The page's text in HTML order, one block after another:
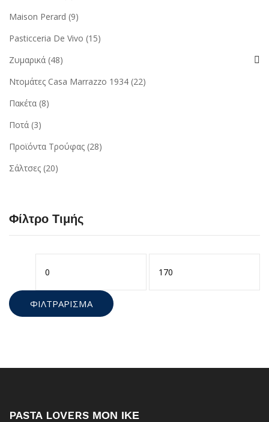
Maison Perard (9)
Pasticceria De Vivo (15)
Ζυμαρικά (48)
Ντομάτες Casa Marrazzo 1934 (22)
Πακέτα (8)
Ποτά (3)
Προϊόντα Τρούφας (28)
Σάλτσες (20)
Φίλτρο Τιμής
ΦΙΛΤΡΆΡΙΣΜΑ
PASTA LOVERS ΜΟΝ ΙΚΕ